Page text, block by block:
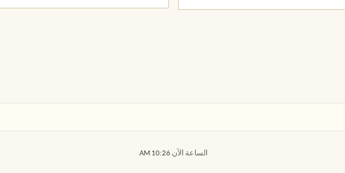
الساعة الآن10:26 AM